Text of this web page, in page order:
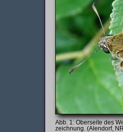
Oberseite des
zeichnung. (Alendorf,